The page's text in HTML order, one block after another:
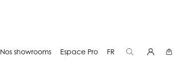
Nos showrooms Espace Pro FR